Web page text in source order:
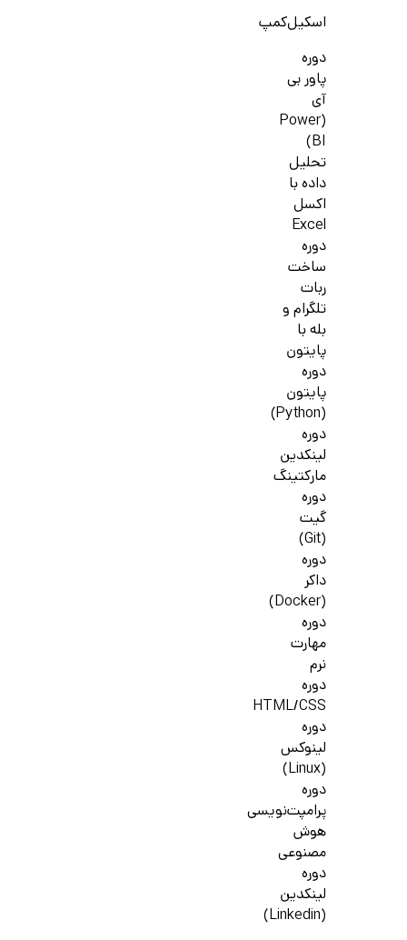
اسکیل‌کمپ
دوره
پاور بی
آی
(Power
BI)
تحلیل
داده با
اکسل
Excel
دوره
ساخت
ربات
تلگرام و
بله با
پایتون
دوره
پایتون
(Python)
دوره
لینکدین
مارکتینگ
دوره
گیت
(Git)
دوره
داکر
(Docker)
دوره
مهارت
نرم
دوره
HTML/CSS
دوره
لینوکس
(Linux)
دوره
پرامپت‌نویسی
هوش
مصنوعی
دوره
لینکدین
(Linkedin)